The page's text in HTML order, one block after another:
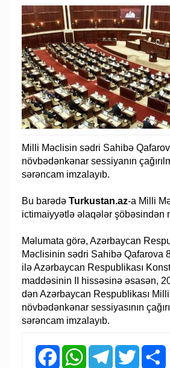
Milli Məclisin sədri Sahibə
növbədənkənar sessiyanın
sərəncam imzalayıb.
Bu barədəTurkustan.az-a Milli
ictimaiyyətlə əlaqələr şöbəsindən
Məlumata görə, Azərbaycan
Məclisinin sədri Sahibə Qafarova
ilə Azərbaycan Respublikası
maddəsinin II hissəsinə əsasən,
dən Azərbaycan Respublikası
növbədənkənar sessiyasının
sərəncam imzalayıb.
FacebookWhatsAppTelegramTwitter